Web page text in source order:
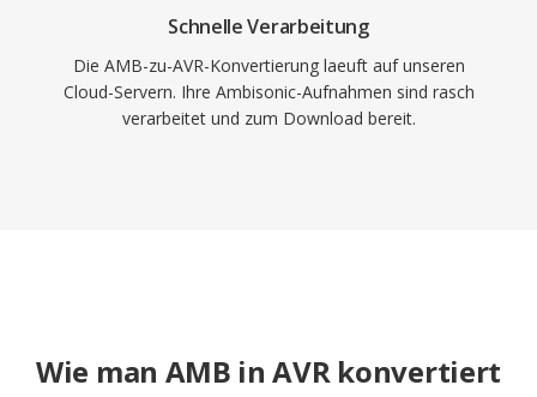
Schnelle Verarbeitung
Die AMB-zu-AVR-Konvertierung laeuft auf unseren
Cloud-Servern. Ihre Ambisonic-Aufnahmen sind rasch
verarbeitet und zum Download bereit.
Wie man AMB in AVR konvertiert